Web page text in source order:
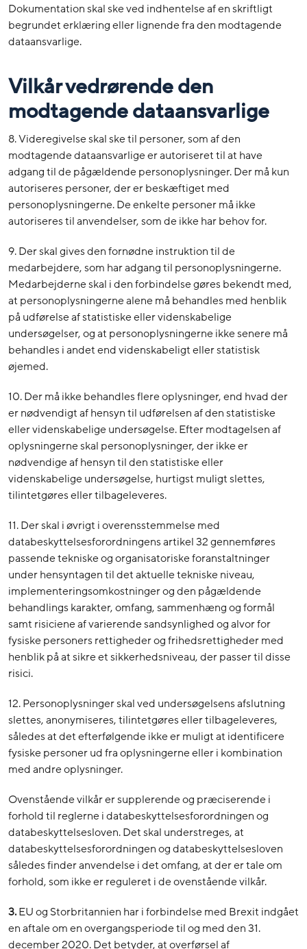
Dokumentation skal ske ved indhentelse af en skriftligt
begrundet erklæring eller lignende fra den modtagende
dataansvarlige.
Vilkår vedrørende den
modtagende dataansvarlige
8. Videregivelse skal ske til personer, som af den
modtagende dataansvarlige er autoriseret til at have
adgang til de pågældende personoplysninger. Der må kun
autoriseres personer, der er beskæftiget med
personoplysningerne. De enkelte personer må ikke
autoriseres til anvendelser, som de ikke har behov for.
9. Der skal gives den fornødne instruktion til de
medarbejdere, som har adgang til personoplysningerne.
Medarbejderne skal i den forbindelse gøres bekendt med,
at personoplysningerne alene må behandles med henblik
på udførelse af statistiske eller videnskabelige
undersøgelser, og at personoplysningerne ikke senere må
behandles i andet end videnskabeligt eller statistisk
øjemed.
10. Der må ikke behandles flere oplysninger, end hvad der
er nødvendigt af hensyn til udførelsen af den statistiske
eller videnskabelige undersøgelse. Efter modtagelsen af
oplysningerne skal personoplysninger, der ikke er
nødvendige af hensyn til den statistiske eller
videnskabelige undersøgelse, hurtigst muligt slettes,
tilintetgøres eller tilbageleveres.
11. Der skal i øvrigt i overensstemmelse med
databeskyttelsesforordningens artikel 32 gennemføres
passende tekniske og organisatoriske foranstaltninger
under hensyntagen til det aktuelle tekniske niveau,
implementeringsomkostninger og den pågældende
behandlings karakter, omfang, sammenhæng og formål
samt risiciene af varierende sandsynlighed og alvor for
fysiske personers rettigheder og frihedsrettigheder med
henblik på at sikre et sikkerhedsniveau, der passer til disse
risici.
12. Personoplysninger skal ved undersøgelsens afslutning
slettes, anonymiseres, tilintetgøres eller tilbageleveres,
således at det efterfølgende ikke er muligt at identificere
fysiske personer ud fra oplysningerne eller i kombination
med andre oplysninger.
Ovenstående vilkår er supplerende og præciserende i
forhold til reglerne i databeskyttelsesforordningen og
databeskyttelsesloven. Det skal understreges, at
databeskyttelsesforordningen og databeskyttelsesloven
således finder anvendelse i det omfang, at der er tale om
forhold, som ikke er reguleret i de ovenstående vilkår.
3.EU og Storbritannien har i forbindelse med Brexit indgået
en aftale om en overgangsperiode til og med den 31.
december 2020. Det betyder, at overførsel af